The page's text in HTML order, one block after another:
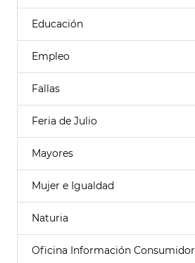
Educación
Empleo
Fallas
Feria de Julio
Mayores
Mujer e Igualdad
Naturia
Oficina Información Consumidor